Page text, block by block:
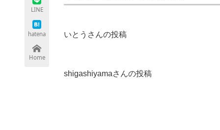
LINE
hatena
Home
いとうさんの投稿
shigashiyamaさんの投稿